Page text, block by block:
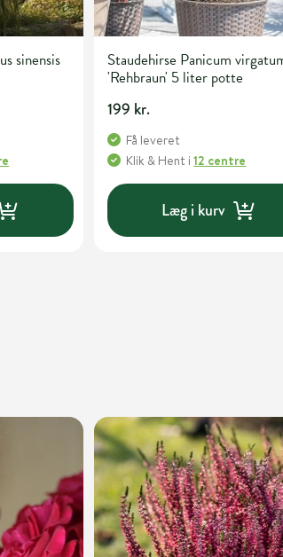
sinensis
Staudehirse Panicum
'Rehbraun' 5 liter potte
199 kr.
Få leveret
Klik & Hent i12 centre
Læg i kurv